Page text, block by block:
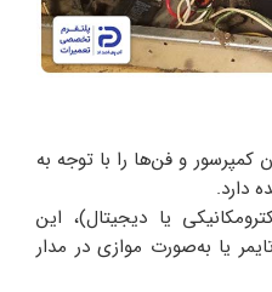
و فن‌ها را با توجه به
دارد.
یا دیجیتال)، این
یا به‌صورت موازی در مدار